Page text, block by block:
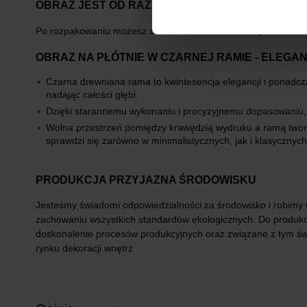
OBRAZ JEST OD RAZU GOTOWY DO ZAWIESZENIA
Po rozpakowaniu możesz od razu zawiesić dekoracje na
OBRAZ NA PŁÓTNIE W CZARNEJ RAMIE -
Czarna drewniana rama to kwintesencja elegancji i
nadając całości głębi.
Dzięki starannemu wykonaniu i precyzyjnemu
Wolna przestrzeń pomiędzy krawędzią wydruku a ramą
sprawdzi się zarówno w minimalistycznych, jak i
PRODUKCJA PRZYJAZNA ŚRODOWISKU
Jesteśmy świadomi odpowiedzialności za środowisko i
zachowaniu wszystkich standardów ekologicznych. Do
doskonalenie procesów produkcyjnych oraz związane z tym
rynku dekoracji wnętrz